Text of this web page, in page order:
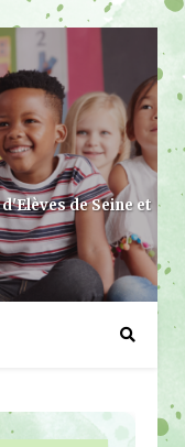
de Seine et